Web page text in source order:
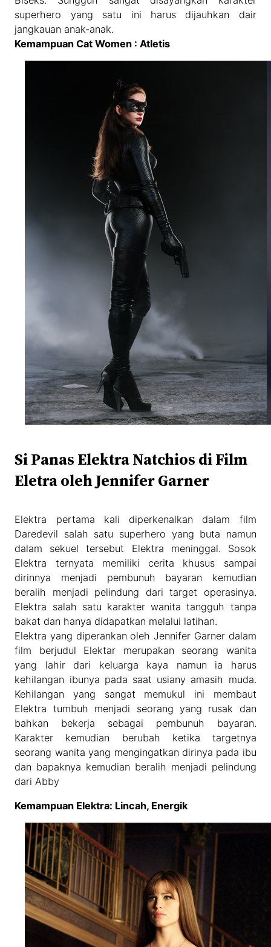
superhero yang satu ini harus dijauhkan dair
jangkauan anak-anak.
Kemampuan Cat Women : Atletis
Si Panas Elektra Natchios di Film
Eletra oleh Jennifer Garner
Elektra pertama kali diperkenalkan dalam film
Daredevil salah satu superhero yang buta namun
dalam sekuel tersebut Elektra meninggal. Sosok
Elektra ternyata memiliki cerita khusus sampai
dirinnya menjadi pembunuh bayaran kemudian
beralih menjadi pelindung dari target operasinya.
Elektra salah satu karakter wanita tangguh tanpa
bakat dan hanya didapatkan melalui latihan.
Elektra yang diperankan oleh Jennifer Garner dalam
film berjudul Elektar merupakan seorang wanita
yang lahir dari keluarga kaya namun ia harus
kehilangan ibunya pada saat usiany amasih muda.
Kehilangan yang sangat memukul ini membaut
Elektra tumbuh menjadi seorang yang rusak dan
bahkan bekerja sebagai pembunuh bayaran.
Karakter kemudian berubah ketika targetnya
seorang wanita yang mengingatkan dirinya pada ibu
dan bapaknya kemudian beralih menjadi pelindung
dari Abby
Kemampuan Elektra: Lincah, Energik